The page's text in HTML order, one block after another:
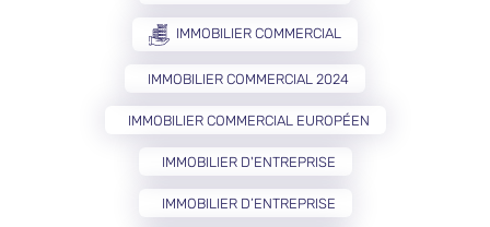
IMMOBILIER COMMERCIAL
IMMOBILIER COMMERCIAL 2024
IMMOBILIER COMMERCIAL EUROPÉEN
IMMOBILIER D'ENTREPRISE
IMMOBILIER D’ENTREPRISE